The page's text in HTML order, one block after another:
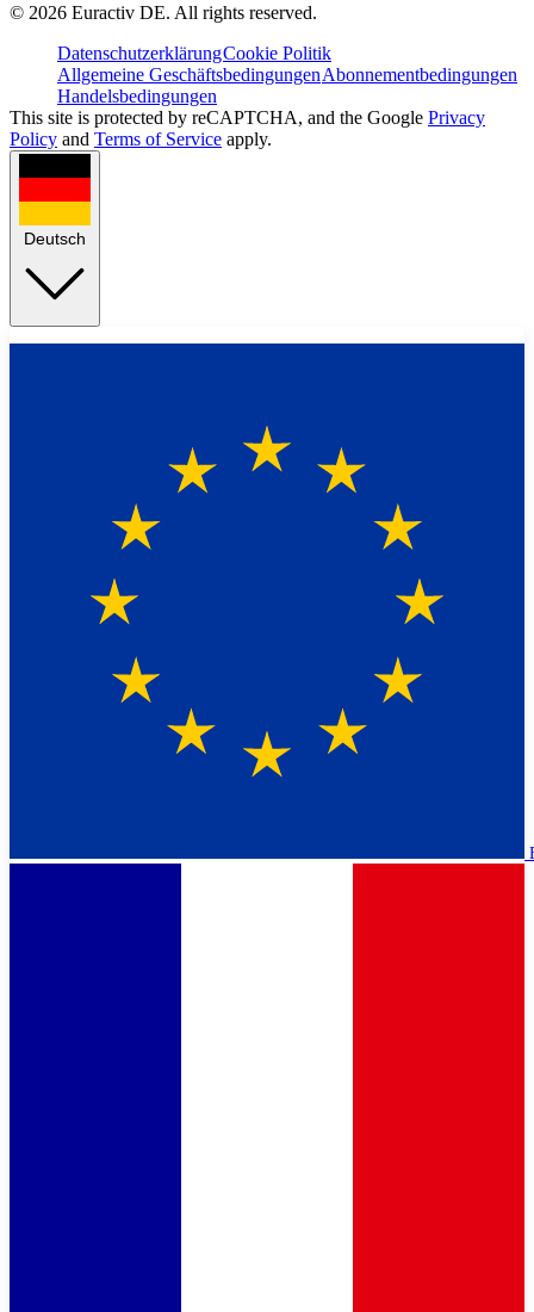
© 2026 Euractiv DE. All rights reserved.
DatenschutzerklärungCookie Politik
Allgemeine GeschäftsbedingungenAbonnementbedingungen
Handelsbedingungen
This site is protected by reCAPTCHA, and the Google Privacy
Policy and Terms of Service apply.
Deutsch